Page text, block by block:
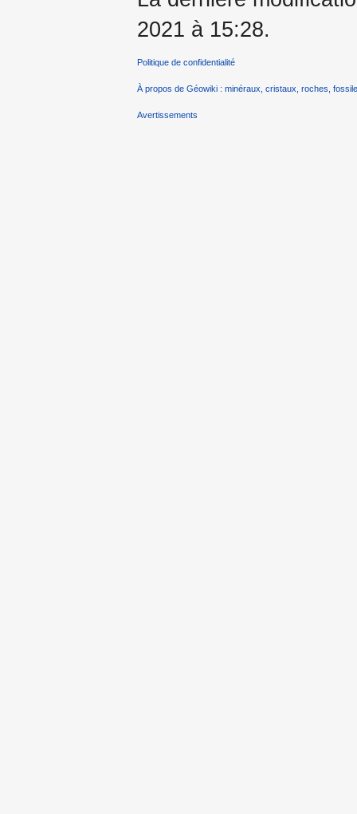
2021 à 15:28.
Politique de confidentialité
À propos de Géowiki : minéraux, cristaux, roches,
Avertissements